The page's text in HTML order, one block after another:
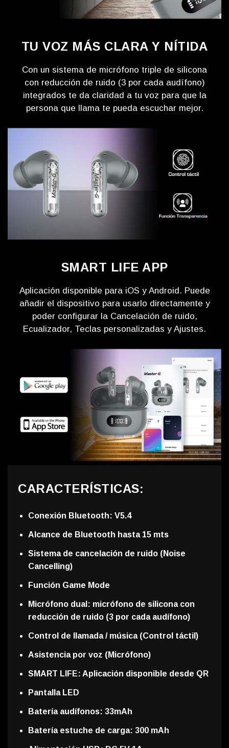
TU VOZ MÁS CLARA Y NÍTIDA
Con un sistema de micrófono triple de silicona
con reducción de ruido (3 por cada audífono)
integrados te da claridad a tu voz para que la
persona que llama te pueda escuchar mejor.
SMART LIFE APP
Aplicación disponible para iOS y Android. Puede
añadir el dispositivo para usarlo directamente y
poder configurar la Cancelación de ruido,
Ecualizador, Teclas personalizadas y Ajustes.
CARACTERÍSTICAS:
Conexión Bluetooth: V5.4
Alcance de Bluetooth hasta 15 mts
Sistema de cancelación de ruido (Noise
Cancelling)
Función Game Mode
Micrófono dual: micrófono de silicona con
reducción de ruido (3 por cada audífono)
Control de llamada / música (Control táctil)
Asistencia por voz (Micrófono)
SMART LIFE: Aplicación disponible desde QR
Pantalla LED
Batería audífonos: 33mAh
Batería estuche de carga: 300 mAh